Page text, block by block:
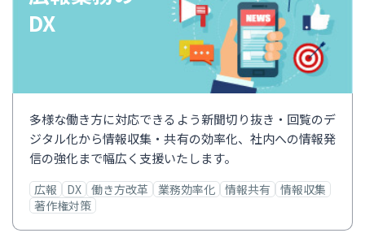
DX
多様な働き方に対応できるよう新聞切り抜き・回覧のデ
ジタル化から情報収集・共有の効率化、社内への情報発
信の強化まで幅広く支援いたします。
広報 DX 働き方改革 業務効率化 情報共有
情報収集
著作権対策